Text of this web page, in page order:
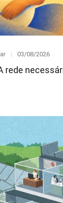
Posted
03/08/2026
rede